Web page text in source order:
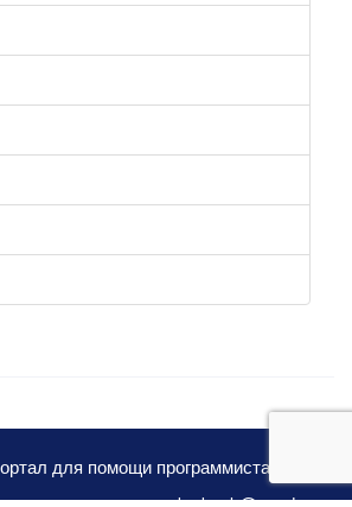
для помощи программистам 2026